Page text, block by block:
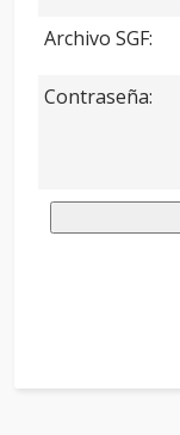
Archivo SGF:
Contraseña: